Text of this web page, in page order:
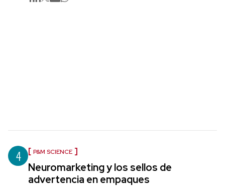
4 P&M SCIENCE
Neuromarketing y los sellos de
advertencia en empaques